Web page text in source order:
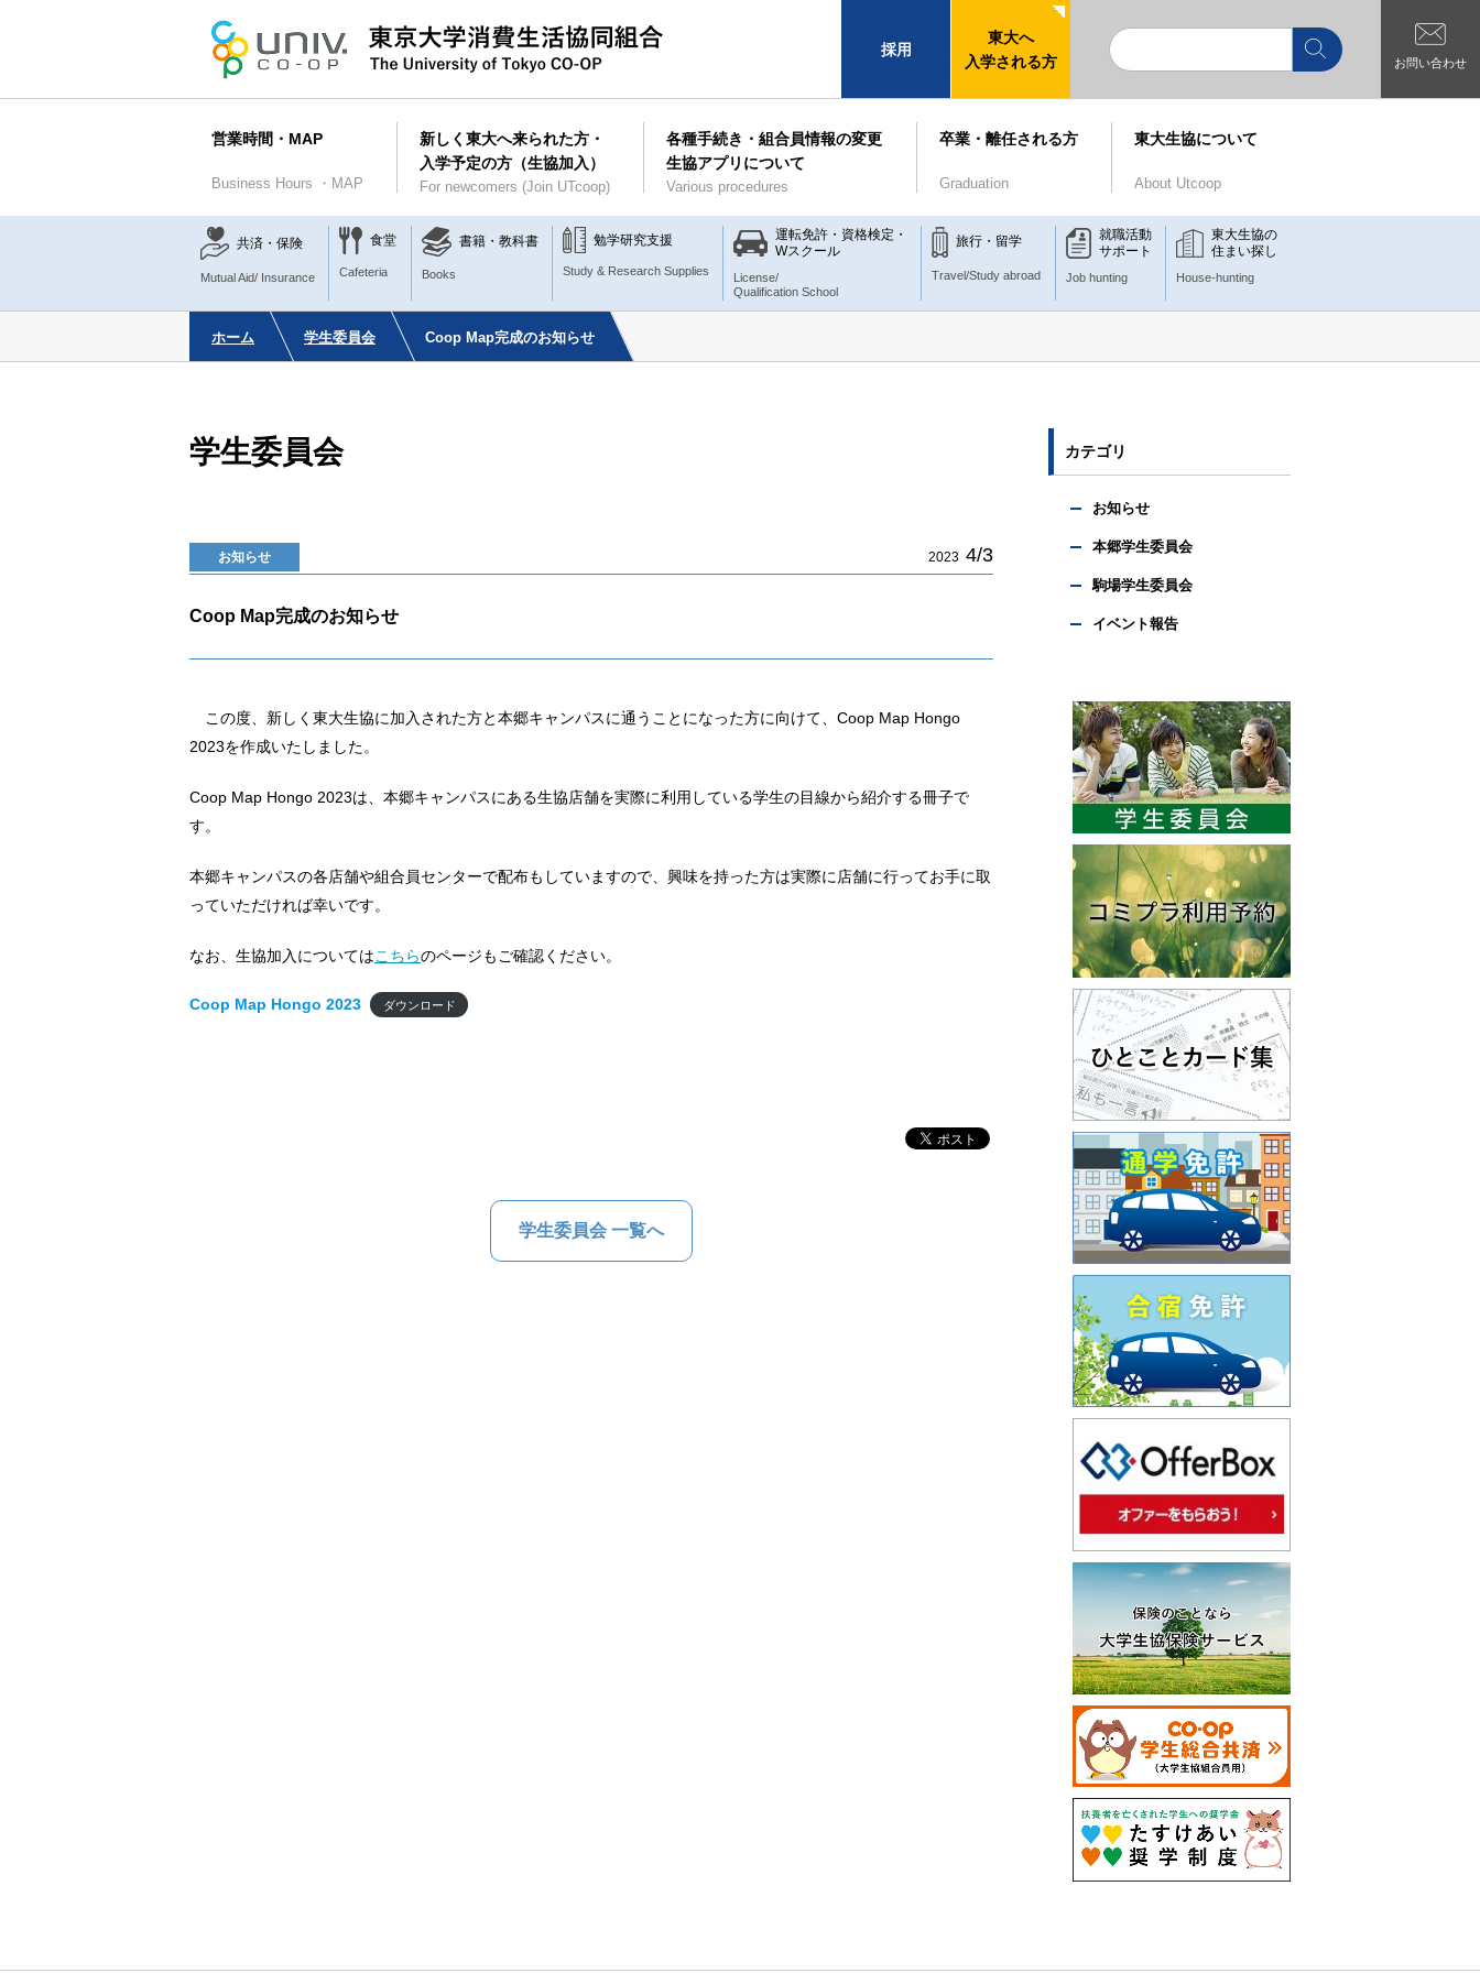
採用
東大へ
入学される方
お問い合わせ
営業時間・MAP
Business Hours ・MAP
新しく東大へ来られた方・
入学予定の方（生協加入）
For newcomers (Join UTcoop)
各種手続き・組合員情報の変更
生協アプリについて
Various procedures
卒業・離任される方
Graduation
東大生協について
About Utcoop
共済・保険
Mutual Aid/ Insurance
食堂
Cafeteria
書籍・教科書
Books
勉学研究支援
Study & Research Supplies
運転免許・資格検定・
Wスクール
License/
Qualification School
旅行・留学
Travel/Study abroad
就職活動
サポート
Job hunting
東大生協の
住まい探し
House-hunting
ホーム 学生委員会 Coop Map完成のお知らせ
学生委員会
お知らせ 2023 4/3
Coop Map完成のお知らせ
この度、新しく東大生協に加入された方と本郷キャンパスに通うことになった方に向けて、Coop Map Hongo
2023を作成いたしました。
Coop Map Hongo 2023は、本郷キャンパスにある生協店舗を実際に利用している学生の目線から紹介する冊子で
す。
本郷キャンパスの各店舗や組合員センターで配布もしていますので、興味を持った方は実際に店舗に行ってお手に取
っていただければ幸いです。
なお、生協加入についてはこちらのページもご確認ください。
Coop Map Hongo 2023 ダウンロード
学生委員会 一覧へ
カテゴリ
お知らせ
本郷学生委員会
駒場学生委員会
イベント報告